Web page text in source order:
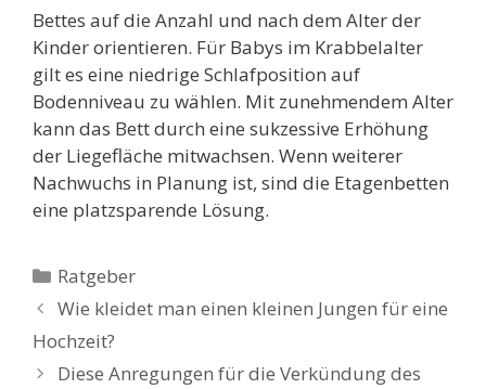
Bettes auf die Anzahl und nach dem Alter der
Kinder orientieren. Für Babys im Krabbelalter
gilt es eine niedrige Schlafposition auf
Bodenniveau zu wählen. Mit zunehmendem Alter
kann das Bett durch eine sukzessive Erhöhung
der Liegefläche mitwachsen. Wenn weiterer
Nachwuchs in Planung ist, sind die Etagenbetten
eine platzsparende Lösung.
Kategorien
Ratgeber
Wie kleidet man einen kleinen Jungen für eine
Hochzeit?
Diese Anregungen für die Verkündung des